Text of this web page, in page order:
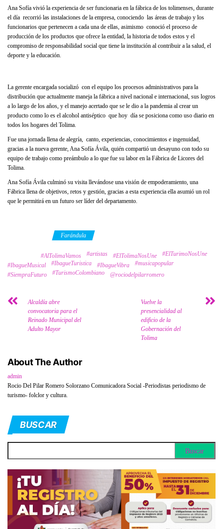
Ana Sofía vivió la experiencia de ser funcionaria en la fábrica de los tolimenses, durante
el día recorrió las instalaciones de la empresa, conociendo las áreas de trabajo y los
funcionarios que pertenecen a cada una de ellas, asimismo conoció el proceso de
producción de los productos que ofrece la entidad, la historia de todos estos y el
compromiso de responsabilidad social que tiene la institución al contribuir a la salud, el
deporte y la educación.
La gerente encargada socializó con el equipo los procesos administrativos para la
distribución que actualmente maneja la fábrica a nivel nacional e internacional, sus logros
a lo largo de los años, y el manejo acertado que se le dio a la pandemia al crear un
producto como lo es el alcohol antiséptico que hoy día se posiciona como uso diario en
todos los hogares del Tolima.
Fue una jornada llena de alegría, canto, experiencias, conocimientos e ingenuidad,
gracias a la nueva gerente, Ana Sofía Ávila, quién compartió un desayuno con todo su
equipo de trabajo como preámbulo a lo que fue su labor en la Fábrica de Licores del
Tolima.
Ana Sofía Ávila culminó su visita llevándose una visión de empoderamiento, una
Fábrica llena de objetivos, retos y gestión, gracias a esta experiencia ella asumió un rol
que le permitirá en un futuro ser líder del departamento.
Farándula
#AlTolimaVamos #artistas #ElTolimaNosUne
#ElTurimoNosUne
#IbagueMusical
#IbagueTuristica #IbagueVibra
#musicapopular
#SiempraFuturo
#TurismoColombiano @rociodelpilarromero
Alcaldía abre
convocatoria para el
Reinado Municipal del
Adulto Mayor
Vuelve la
presencialidad al
edificio de la
Gobernación del
Tolima
About The Author
admin
Rocio Del Pilar Romero Solorzano Comunicadora Social -Periodistas periodismo de
turismo- folclor y cultura.
BUSCAR